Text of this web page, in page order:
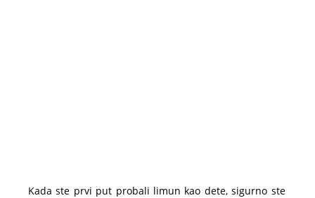
Kada ste prvi put probali limun kao dete, sigurno ste